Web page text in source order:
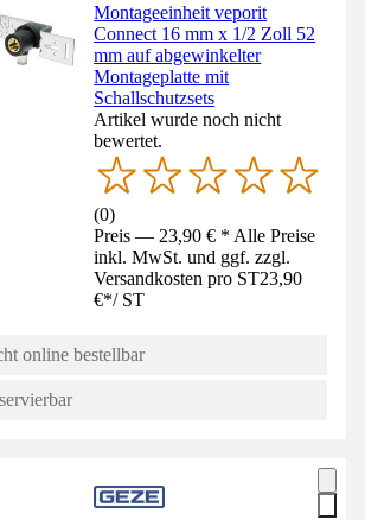
Montageeinheit veporit
Connect 16 mm x 1/2 Zoll 52
mm auf abgewinkelter
Montageplatte mit
Schallschutzsets
Artikel wurde noch nicht
bewertet.
(0)
Preis — 23,90 € * Alle Preise
inkl. MwSt. und ggf. zzgl.
Versandkosten pro ST23,90
€*/ ST
online bestellbar